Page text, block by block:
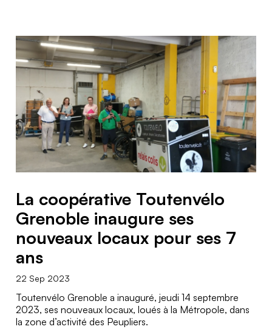
La coopérative Toutenvélo
Grenoble inaugure ses
nouveaux locaux pour ses 7
ans
22 Sep 2023
Toutenvélo Grenoble a inauguré, jeudi 14 septembre
2023, ses nouveaux locaux, loués à la Métropole, dans
la zone d’activité des Peupliers.